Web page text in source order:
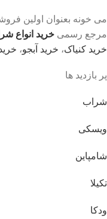
می خونه بعنوان اولین
مرجع رسمی خرید انواع
خرید کنیاک، خرید آبجو،
پر بازدید ها
شراب
ویسکی
شامپاین
تکیلا
ودکا